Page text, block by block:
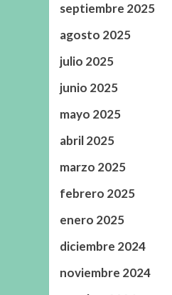
septiembre 2025
agosto 2025
julio 2025
junio 2025
mayo 2025
abril 2025
marzo 2025
febrero 2025
enero 2025
diciembre 2024
noviembre 2024